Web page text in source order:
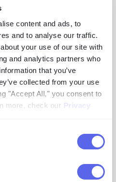
content and ads, to
and to analyse our traffic.
your use of our site with
and analytics partners who
that you’ve
collected from your use
"Accept All," you consent to
more, check our Privacy